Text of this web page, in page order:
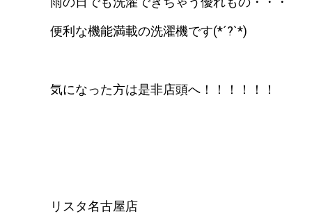
便利な機能満載の洗濯機です(*´?`*)
気になった方は是非店頭へ！！！！！！
リスタ名古屋店